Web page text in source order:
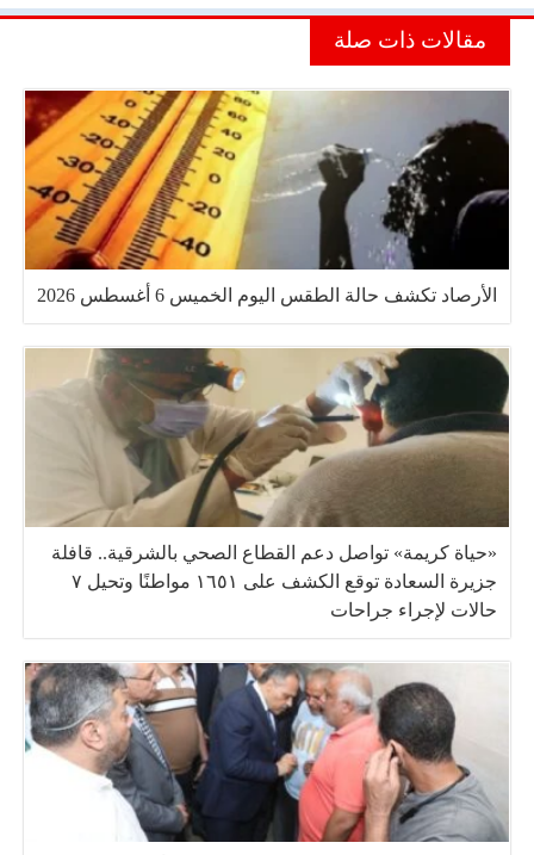
مقالات ذات صلة
الأرصاد تكشف حالة الطقس اليوم الخميس 6 أغسطس 2026
«حياة كريمة» تواصل دعم القطاع الصحي بالشرقية.. قافلة
جزيرة السعادة توقع الكشف على ١٦٥١ مواطنًا وتحيل ٧
حالات لإجراء جراحات